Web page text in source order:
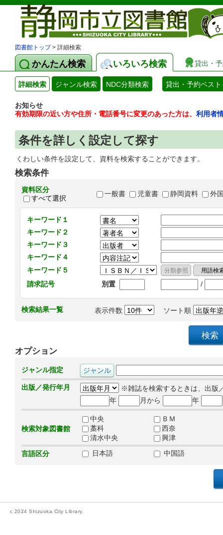
図書館トップ> 詳細検索
かんたん検索 いろいろ検索 貸出・
詳細検索 ジャンル検索 NDC分類検索 貸出・予約ベスト
お知らせ
有効期限の近い方や住所・電話番号に変更のあった方は、 利用者
条件を詳しく設定して探す
くわしい条件を設定して、資料を検索することができます。
検索条件
資料区分
すべて選択
一般書 児童書 静岡資料 外
キーワード１
キーワード２
キーワード３
キーワード４
キーワード５
請求記号
別置 /
検索結果一覧 表示件数 ソート順
オプション
ジャンル指定
出版／発行年月
※雑誌を検索するときは、出版
年
月から 年
検索対象図書館
中央
ＢＭ
藁科
西奈
清水中央
興津
言語区分
日本語 中国語
c 2024 Shizuoka City Library.